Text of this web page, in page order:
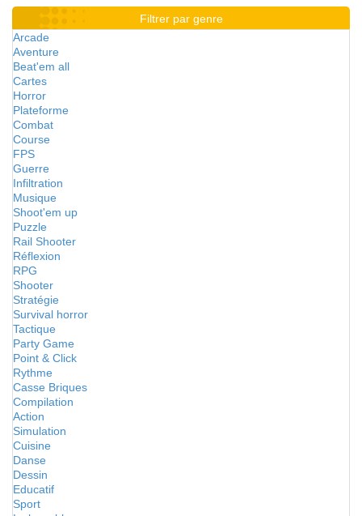
Filtrer par genre
Arcade
Aventure
Beat'em all
Cartes
Horror
Plateforme
Combat
Course
FPS
Guerre
Infiltration
Musique
Shoot'em up
Puzzle
Rail Shooter
Réflexion
RPG
Shooter
Stratégie
Survival horror
Tactique
Party Game
Point & Click
Rythme
Casse Briques
Compilation
Action
Simulation
Cuisine
Danse
Dessin
Educatif
Sport